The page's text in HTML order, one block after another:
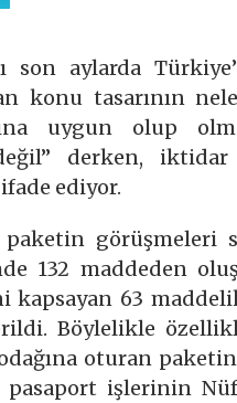
son aylarda
konu tasarının
uygun olup
derken,
ediyor.
paketin görüşmeleri
132 maddeden
kapsayan 63
Böylelikle
oturan
işlerinin